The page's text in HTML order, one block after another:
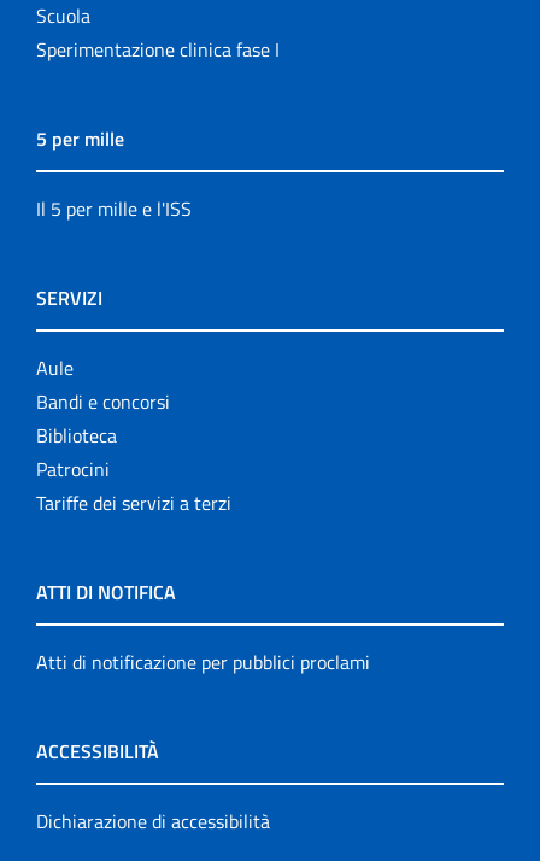
Scuola
Sperimentazione clinica fase I
5 per mille
Il 5 per mille e l'ISS
SERVIZI
Aule
Bandi e concorsi
Biblioteca
Patrocini
Tariffe dei servizi a terzi
ATTI DI NOTIFICA
Atti di notificazione per pubblici proclami
ACCESSIBILITÀ
Dichiarazione di accessibilità